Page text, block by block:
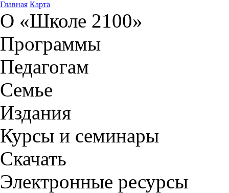
Главная Карта
О «Школе 2100»
Программы
Педагогам
Семье
Издания
Курсы и семинары
Скачать
Электронные ресурсы